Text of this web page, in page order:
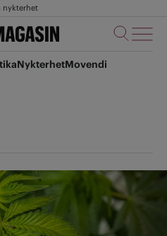
nykterhet
NykterhetMovendi